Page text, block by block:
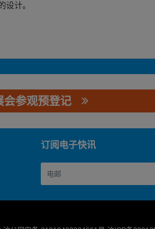
设计。
会参观预登记
订阅电子快讯